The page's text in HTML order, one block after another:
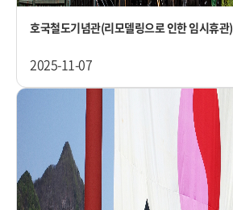
호국철도기념관(리모델링으로 인한 임시휴관)
2025-11-07